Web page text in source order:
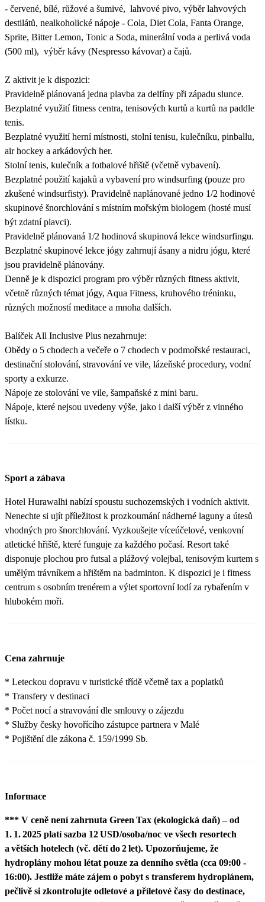
- červené, bílé, růžové a šumivé, lahvové pivo, výběr lahvových
destilátů, nealkoholické nápoje - Cola, Diet Cola, Fanta Orange,
Sprite, Bitter Lemon, Tonic a Soda, minerální voda a perlivá voda
(500 ml), výběr kávy (Nespresso kávovar) a čajů.
Z aktivit je k dispozici:
Pravidelně plánovaná jedna plavba za delfíny při západu slunce.
Bezplatné využití fitness centra, tenisových kurtů a kurtů na paddle
tenis.
Bezplatné využití herní místnosti, stolní tenisu, kulečníku, pinballu,
air hockey a arkádových her.
Stolní tenis, kulečník a fotbalové hřiště (včetně vybavení).
Bezplatné použití kajaků a vybavení pro windsurfing (pouze pro
zkušené windsurfisty). Pravidelně naplánované jedno 1/2 hodinové
skupinové šnorchlování s místním mořským biologem (hosté musí
být zdatní plavci).
Pravidelně plánovaná 1/2 hodinová skupinová lekce windsurfingu.
Bezplatné skupinové lekce jógy zahrnují ásany a nidru jógu, které
jsou pravidelně plánovány.
Denně je k dispozici program pro výběr různých fitness aktivit,
včetně různých témat jógy, Aqua Fitness, kruhového tréninku,
různých možností meditace a mnoha dalších.
Balíček All Inclusive Plus nezahrnuje:
Obědy o 5 chodech a večeře o 7 chodech v podmořské restauraci,
destinační stolování, stravování ve vile, lázeňské procedury, vodní
sporty a exkurze.
Nápoje ze stolování ve vile, šampaňské z mini baru.
Nápoje, které nejsou uvedeny výše, jako i další výběr z vinného
lístku.
Sport a zábava
Hotel Hurawalhi nabízí spoustu suchozemských i vodních aktivit.
Nenechte si ujít příležitost k prozkoumání nádherné laguny a útesů
vhodných pro šnorchlování. Vyzkoušejte víceúčelové, venkovní
atletické hřiště, které funguje za každého počasí. Resort také
disponuje plochou pro futsal a plážový volejbal, tenisovým kurtem s
umělým trávníkem a hřištěm na badminton. K dispozici je i fitness
centrum s osobním trenérem a výlet sportovní lodí za rybařením v
hlubokém moři.
Cena zahrnuje
* Leteckou dopravu v turistické třídě včetně tax a poplatků
* Transfery v destinaci
* Počet nocí a stravování dle smlouvy o zájezdu
* Služby česky hovořícího zástupce partnera v Malé
* Pojištění dle zákona č. 159/1999 Sb.
Informace
*** V ceně není zahrnuta Green Tax (ekologická daň) – od
1. 1. 2025 platí sazba 12 USD/osoba/noc ve všech resortech
a větších hotelech (vč. dětí do 2 let). Upozorňujeme, že
hydroplány mohou létat pouze za denního světla (cca 09:00 -
16:00). Jestliže máte zájem o pobyt s transferem hydroplánem,
pečlivě si zkontrolujte odletové a příletové časy do destinace,